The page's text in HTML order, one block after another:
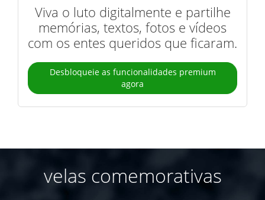
Viva o luto digitalmente e partilhe
memórias, textos, fotos e vídeos
com os entes queridos que ficaram.
Desbloqueie as funcionalidades premium
agora
velas comemorativas